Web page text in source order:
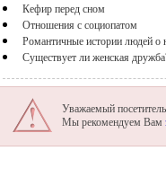
Кефир перед сном
Отношения с социопатом
Романтичные истории людей о
Существует ли женская
Уважаемый
Мы рекомендуем Вам